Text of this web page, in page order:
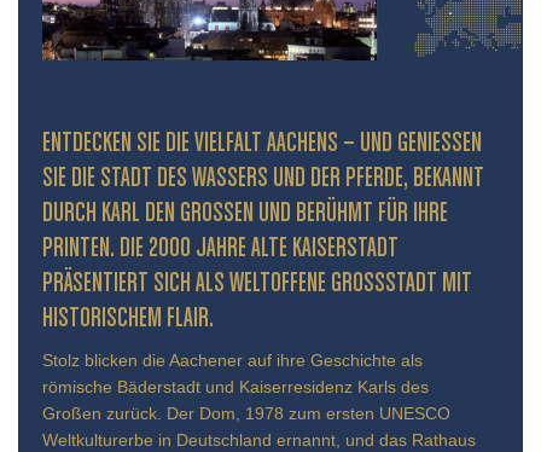
ENTDECKEN SIE DIE VIELFALT AACHENS – UND GENIESSEN S
IE DIE STADT DES WASSERS UND DER PFERDE, BEKANNT D
URCH KARL DEN GROSSEN UND BERÜHMT FÜR IHRE PR
INTEN. DIE 2000 JAHRE ALTE KAISERSTADT PR
ÄSENTIERT SICH ALS WELTOFFENE GROSSSTADT MIT HIS
TORISCHEM FLAIR.
Stolz blicken die Aachener auf ihre Geschichte als
römische Bäderstadt und Kaiserresidenz Karls des
Großen zurück. Der Dom, 1978 zum ersten UNESCO
Weltkulturerbe in Deutschland ernannt, und das Rathaus